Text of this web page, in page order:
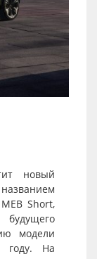
новый
Short,
модели
году. На